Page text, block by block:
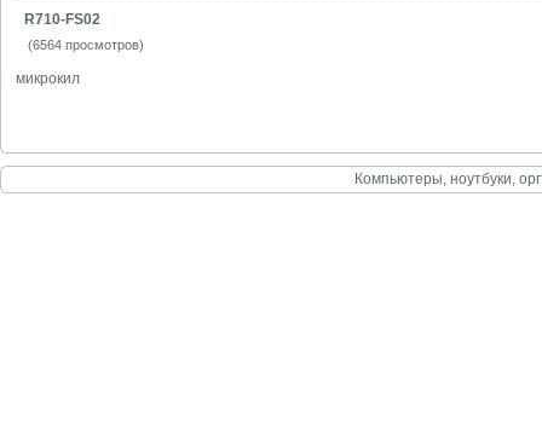
R710-FS02
(6564 просмотров)
микрокил
Компьютеры, ноутбуки,